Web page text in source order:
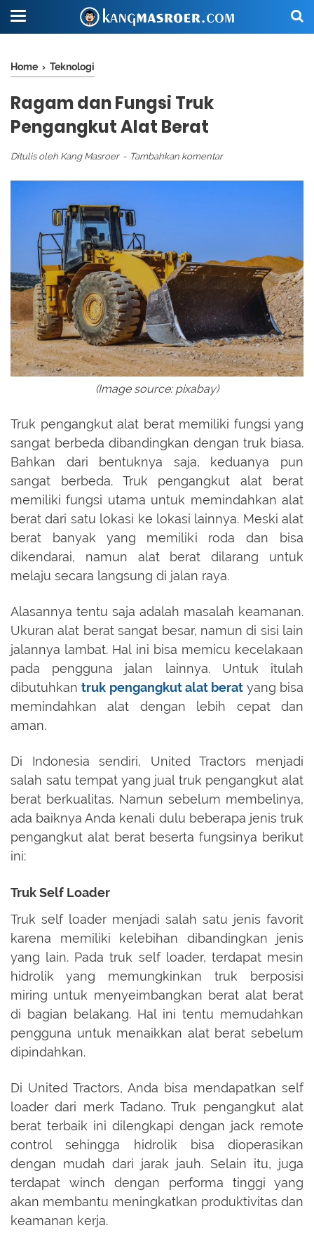
Home › Teknologi
Ragam dan Fungsi Truk
Pengangkut Alat Berat
Ditulis oleh Kang Masroer Tambahkan komentar
(Image source: pixabay)
Truk pengangkut alat berat memiliki fungsi yang
sangat berbeda dibandingkan dengan truk biasa.
Bahkan dari bentuknya saja, keduanya pun
sangat berbeda. Truk pengangkut alat berat
memiliki fungsi utama untuk memindahkan alat
berat dari satu lokasi ke lokasi lainnya. Meski alat
berat banyak yang memiliki roda dan bisa
dikendarai, namun alat berat dilarang untuk
melaju secara langsung di jalan raya.
Alasannya tentu saja adalah masalah keamanan.
Ukuran alat berat sangat besar, namun di sisi lain
jalannya lambat. Hal ini bisa memicu kecelakaan
pada pengguna jalan lainnya. Untuk itulah
dibutuhkantruk pengangkut alat berat yang bisa
memindahkan alat dengan lebih cepat dan
aman.
Di Indonesia sendiri, United Tractors menjadi
salah satu tempat yang jual truk pengangkut alat
berat berkualitas. Namun sebelum membelinya,
ada baiknya Anda kenali dulu beberapa jenis truk
pengangkut alat berat beserta fungsinya berikut
ini:
Truk Self Loader
Truk self loader menjadi salah satu jenis favorit
karena memiliki kelebihan dibandingkan jenis
yang lain. Pada truk self loader, terdapat mesin
hidrolik yang memungkinkan truk berposisi
miring untuk menyeimbangkan berat alat berat
di bagian belakang. Hal ini tentu memudahkan
pengguna untuk menaikkan alat berat sebelum
dipindahkan.
Di United Tractors, Anda bisa mendapatkan self
loader dari merk Tadano. Truk pengangkut alat
berat terbaik ini dilengkapi dengan jack remote
control sehingga hidrolik bisa dioperasikan
dengan mudah dari jarak jauh. Selain itu, juga
terdapat winch dengan performa tinggi yang
akan membantu meningkatkan produktivitas dan
keamanan kerja.